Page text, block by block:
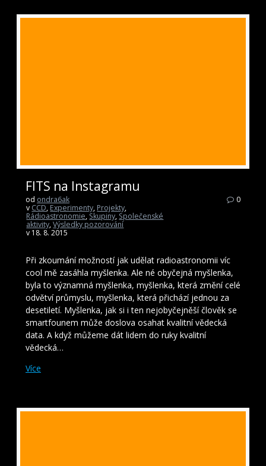
FITS na Instagramu
od ondra6ak
v CCD, Experimenty, Projekty,
Rádioastronomie, Skupiny, Společenské
aktivity,Výsledky pozorování
v 18. 8. 2015
0
Při zkoumání možností jak udělat radioastronomii víc
cool mě zasáhla myšlenka. Ale né obyčejná myšlenka,
byla to významná myšlenka, myšlenka, která změní celé
odvětví průmyslu, myšlenka, která přichází jednou za
desetiletí. Myšlenka, jak si i ten nejobyčejněší člověk se
smartfounem může doslova osahat kvalitní vědecká
data. A když můžeme dát lidem do ruky kvalitní
vědecká…
Více